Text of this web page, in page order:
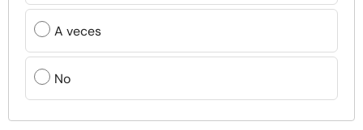
A veces
No